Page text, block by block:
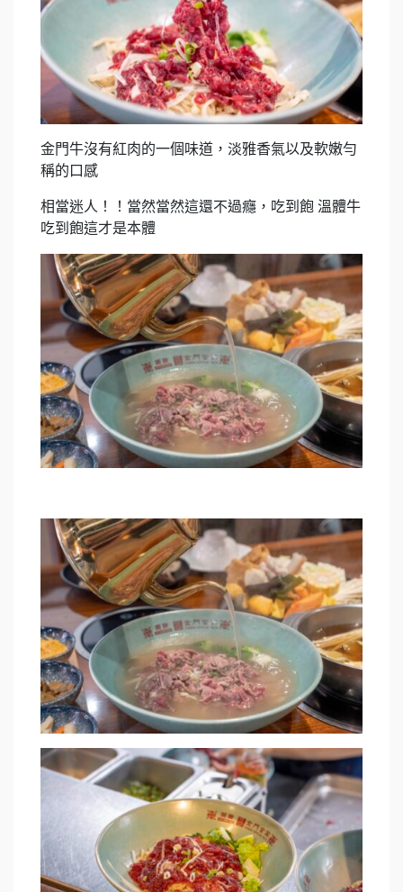
金門牛沒有紅肉的一個味道，淡雅香氣以及軟嫩勻
稱的口感
相當迷人！！當然當然這還不過癮，吃到飽 溫體牛
吃到飽這才是本體